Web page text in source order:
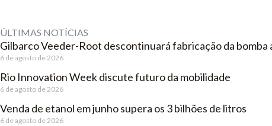
ÚLTIMAS NOTÍCIAS
Gilbarco Veeder-Root descontinuará fabricação da
6 de agosto de 2026
Rio Innovation Week discute futuro da mobilidade
6 de agosto de 2026
Venda de etanol em junho supera os 3 bilhões de litros
6 de agosto de 2026